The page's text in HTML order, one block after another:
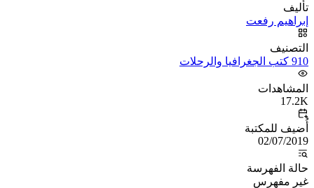
تأليف
إبراهيم رفعت
التصنيف
910 كتب الجغرافيا والرحلات
المشاهدات
17.2K
أُضيف للمكتبة
02/07/2019
حالة الفهرسة
غير مفهرس